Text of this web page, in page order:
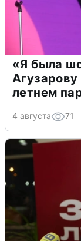
«Я была
летнем
4 августа 71